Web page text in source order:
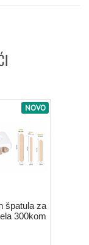
NOVO
špatula za
300kom